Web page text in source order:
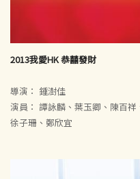
2013我愛HK 恭囍發財
導演： 鍾澍佳
演員： 譚詠麟、葉玉卿、陳百
徐子珊、鄭欣宜